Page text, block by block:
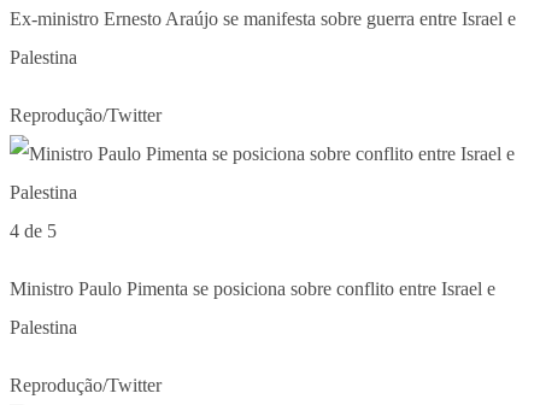
Ex-ministro Ernesto Araújo se manifesta sobre guerra entre Israel e
Palestina
Reprodução/Twitter
4 de 5
Ministro Paulo Pimenta se posiciona sobre conflito entre Israel e
Palestina
Reprodução/Twitter